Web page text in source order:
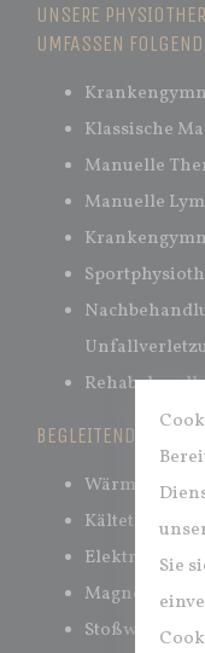
UNSERE
UMFASSEN
Klassische
Manuelle
Manuelle
BEGLEITEND
Kältetherapie
Sie